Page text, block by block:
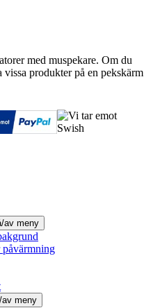
med muspekare. Om du
produkter på en pekskärm
av meny
av meny